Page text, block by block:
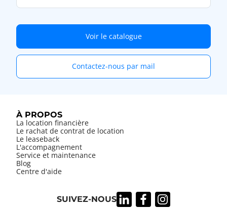
Voir le catalogue
Contactez-nous par mail
À PROPOS
La location financière
Le rachat de contrat de location
Le leaseback
L'accompagnement
Service et maintenance
Blog
Centre d'aide
SUIVEZ-NOUS